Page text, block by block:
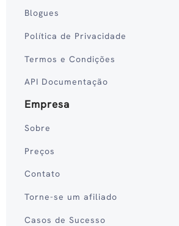
Blogues
Política de Privacidade
Termos e Condições
API Documentação
Empresa
Sobre
Preços
Contato
Torne-se um afiliado
Casos de Sucesso